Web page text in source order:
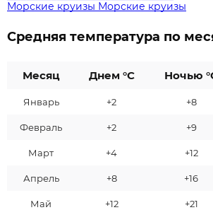
Морские круизы Морские круизы
Средняя температура по
Месяц Днем °C Ночью
Январь +2 +8
Февраль +2 +9
Март +4 +12
Апрель +8 +16
Май +12 +21